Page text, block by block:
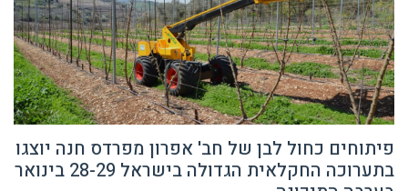
פיתוחים כחול לבן של חב' אפרון מפרדס חנה יוצגו
בתערוכה החקלאית הגדולה בישראל 28-29 בינואר
בערבה התיכונה